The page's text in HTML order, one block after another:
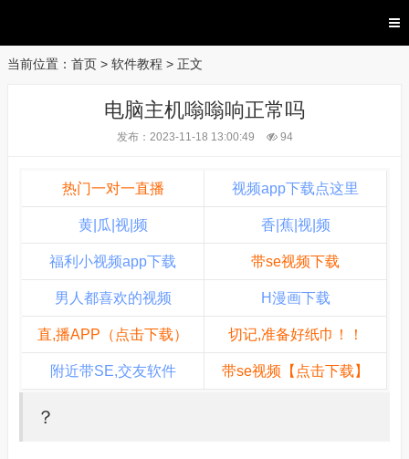
当前位置： 首页 > 软件教程 > 正文
电脑主机嗡嗡响正常吗
发布：2023-11-18 13:00:49 94
热门一对一直播 视频app下载点这里
黄|瓜|视|频 香|蕉|视|频
福利小视频app下载 带se视频下载
男人都喜欢的视频 H漫画下载
直,播APP（点击下载） 切记,准备好纸巾！！
附近带SE,交友软件 带se视频【点击下载】
？